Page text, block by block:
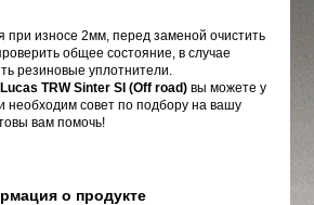
при износе 2мм, перед заменой очистить
общее состояние, в случае
резиновые уплотнители.
Lucas TRW Sinter SI (Off road) вы можете у
необходим совет по подбору на вашу
вам помочь!
о продукте